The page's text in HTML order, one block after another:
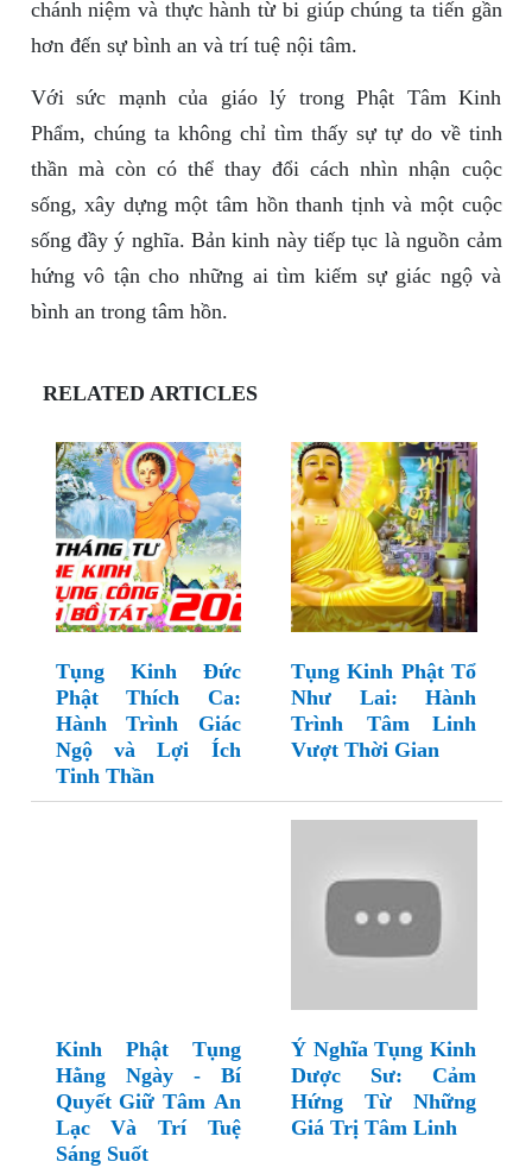
chánh niệm và thực hành từ bi giúp chúng ta tiến gần
hơn đến sự bình an và trí tuệ nội tâm.
Với sức mạnh của giáo lý trong Phật Tâm Kinh
Phẩm, chúng ta không chỉ tìm thấy sự tự do về tinh
thần mà còn có thể thay đổi cách nhìn nhận cuộc
sống, xây dựng một tâm hồn thanh tịnh và một cuộc
sống đầy ý nghĩa. Bản kinh này tiếp tục là nguồn cảm
hứng vô tận cho những ai tìm kiếm sự giác ngộ và
bình an trong tâm hồn.
RELATED ARTICLES
Tụng Kinh Đức
Phật Thích Ca:
Hành Trình Giác
Ngộ và Lợi Ích
Tinh Thần
Tụng Kinh Phật Tổ
Như Lai: Hành
Trình Tâm Linh
Vượt Thời Gian
Kinh Phật Tụng
Hằng Ngày - Bí
Quyết Giữ Tâm An
Lạc Và Trí Tuệ
Sáng Suốt
Ý Nghĩa Tụng Kinh
Dược Sư: Cảm
Hứng Từ Những
Giá Trị Tâm Linh